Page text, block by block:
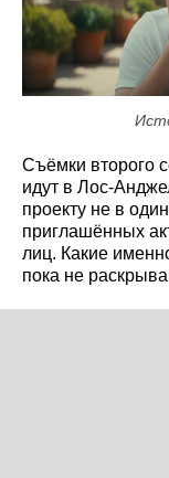
Съёмки второго
идут в Лос-
проекту не в
приглашённых
лиц. Какие
пока не